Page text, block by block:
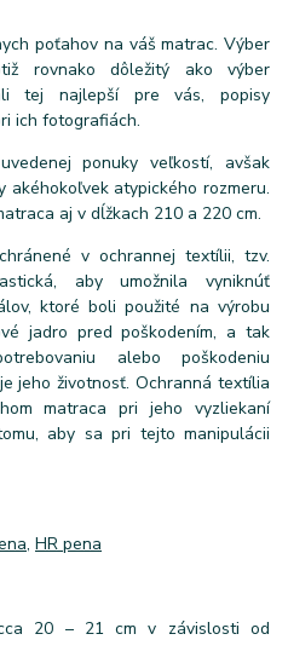
poťahov na váš matrac. Výber
rovnako dôležitý ako výber
tej najlepší pre vás, popisy
ich fotografiách.
ponuky veľkostí, avšak
akéhokoľvek atypického rozmeru.
aj v dĺžkach 210 a 220 cm.
v ochrannej textílii, tzv.
aby umožnila vyniknúť
ktoré boli použité na výrobu
jadro pred poškodením, a tak
alebo poškodeniu
jeho životnosť. Ochranná textília
matraca pri jeho vyzliekaní
aby sa pri tejto manipulácii
HR pena
20 – 21 cm v závislosti od